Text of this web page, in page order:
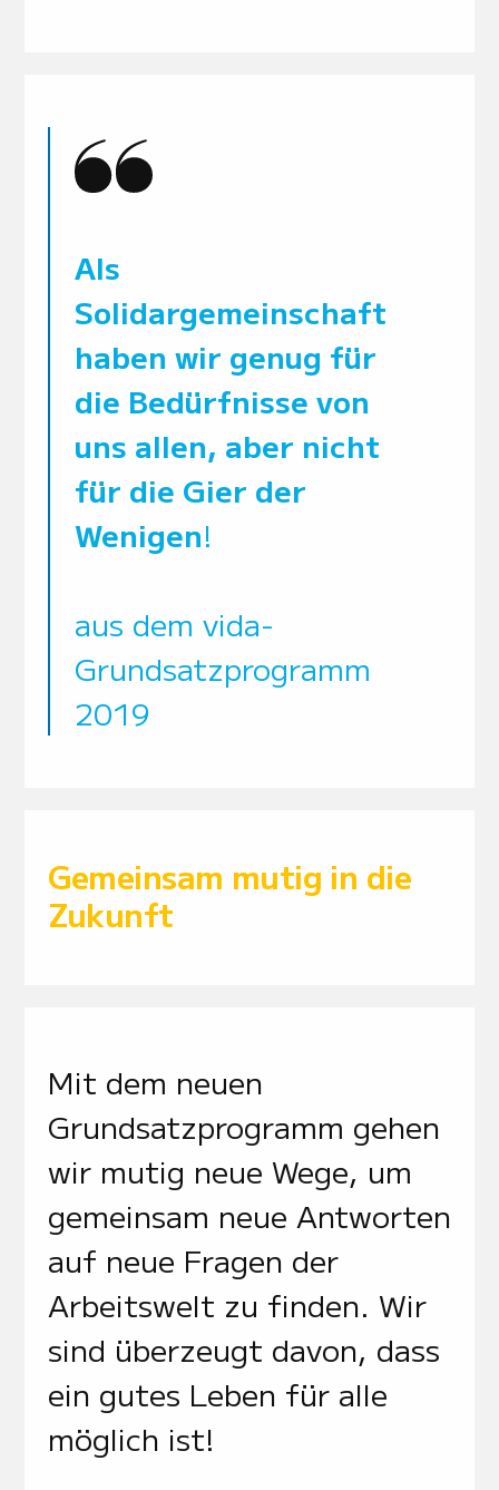
Als
Solidargemeinschaft
haben wir genug für
die Bedürfnisse von
uns allen, aber nicht
für die Gier der
Wenigen!
aus dem vida-
Grundsatzprogramm
2019
Gemeinsam mutig in die
Zukunft
Mit dem neuen
Grundsatzprogramm gehen
wir mutig neue Wege, um
gemeinsam neue Antworten
auf neue Fragen der
Arbeitswelt zu finden. Wir
sind überzeugt davon, dass
ein gutes Leben für alle
möglich ist!